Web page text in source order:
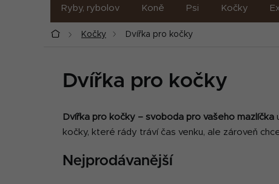
Ryby, rybolov Koně Psi Kočky
DomůKočky Dvířka pro kočky
Dvířka pro kočky
Dvířka pro kočky – svoboda pro vašeho mazlíčka
kočky, které rády tráví čas venku, ale zároveň
Nejprodávanější